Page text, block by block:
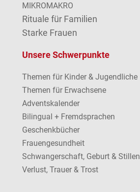
MIKROMAKRO
Rituale für Familien
Starke Frauen
Unsere Schwerpunkte
Themen für Kinder & Jugendliche
Themen für Erwachsene
Adventskalender
Bilingual + Fremdsprachen
Geschenkbücher
Frauengesundheit
Schwangerschaft, Geburt & Stillen
Verlust, Trauer & Trost